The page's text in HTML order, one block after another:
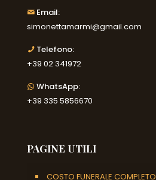
Email:
simonettamarmi@gmail.com
Telefono:
+39 02 341972
WhatsApp:
+39 335 5856670
PAGINE UTILI
COSTO FUNERALE COMPLETO